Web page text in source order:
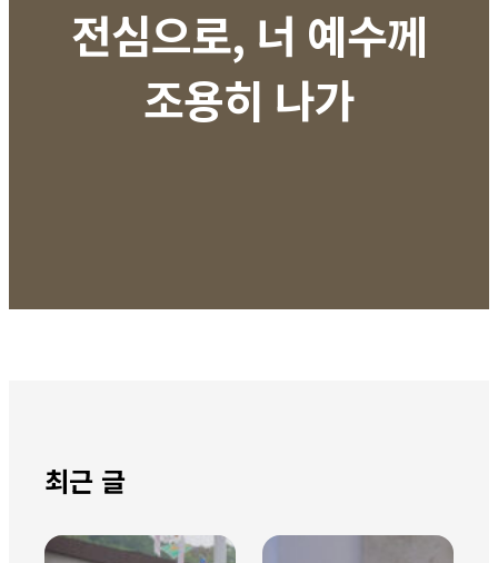
전심으로, 너 예수께
조용히 나가
최근 글